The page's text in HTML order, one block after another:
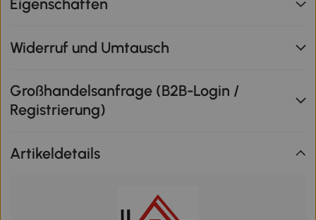
Eigenschaften
Widerruf und Umtausch
Großhandelsanfrage (B2B-Login /
Registrierung)
Artikeldetails